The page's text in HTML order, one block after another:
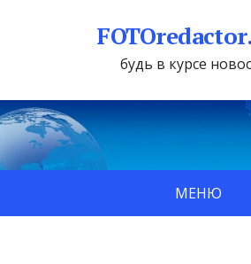
будь в курсе
МЕНЮ